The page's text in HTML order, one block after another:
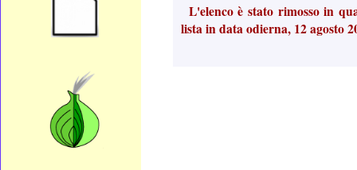
L'elenco è stato rimosso in
lista in data odierna, 12 agosto